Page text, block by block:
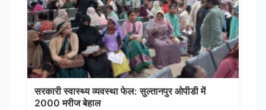
सरकारी स्वास्थ्य व्यवस्था फेल: सुल्तानपुर ओपीडी में
2000 मरीज बेहाल